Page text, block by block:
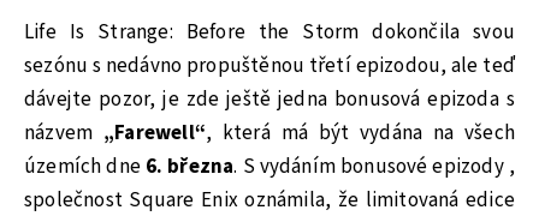
Life Is Strange: Before the Storm dokončila svou
sezónu s nedávno propuštěnou třetí epizodou, ale teď
dávejte pozor, je zde ještě jedna bonusová epizoda s
názvem „Farewell“, která má být vydána na všech
územích dne 6. března. S vydáním bonusové epizody ,
společnost Square Enix oznámila, že limitovaná edice